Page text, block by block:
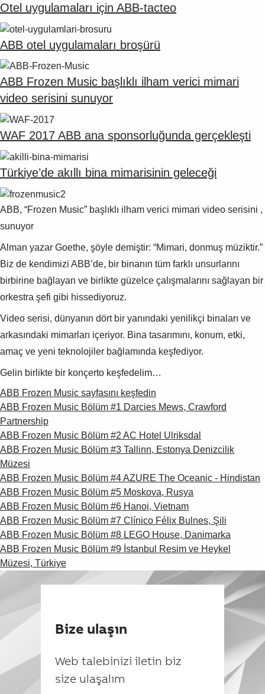
Otel uygulamaları için ABB-tacteo
ABB otel uygulamaları broşürü
ABB Frozen Music başlıklı ilham verici mimari
video serisini sunuyor
WAF 2017 ABB ana sponsorluğunda gerçekleşti
Türkiye’de akıllı bina mimarisinin geleceği
ABB, “Frozen Music” başlıklı ilham verici mimari video serisini ,
sunuyor
Alman yazar Goethe, şöyle demiştir: “Mimari, donmuş müziktir.”
Biz de kendimizi ABB’de, bir binanın tüm farklı unsurlarını
birbirine bağlayan ve birlikte güzelce çalışmalarını sağlayan bir
orkestra şefi gibi hissediyoruz.
Video serisi, dünyanın dört bir yanındaki yenilikçi binaları ve
arkasındaki mimarları içeriyor. Bina tasarımını, konum, etki,
amaç ve yeni teknolojiler bağlamında keşfediyor.
Gelin birlikte bir konçerto keşfedelim…
ABB Frozen Music sayfasını keşfedin
ABB Frozen Music Bölüm #1 Darcies Mews, Crawford
Partnership
ABB Frozen Music Bölüm #2 AC Hotel Ulriksdal
ABB Frozen Music Bölüm #3 Tallinn, Estonya Denizcilik
Müzesi
ABB Frozen Music Bölüm #4 AZURE The Oceanic - Hindistan
ABB Frozen Music Bölüm #5 Moskova, Rusya
ABB Frozen Music Bölüm #6 Hanoi, Vietnam
ABB Frozen Music Bölüm #7 Clínico Félix Bulnes, Şili
ABB Frozen Music Bölüm #8 LEGO House, Danimarka
ABB Frozen Music Bölüm #9 İstanbul Resim ve Heykel
Müzesi, Türkiye
Bize ulaşın
Web talebinizi iletin biz
size ulaşalım